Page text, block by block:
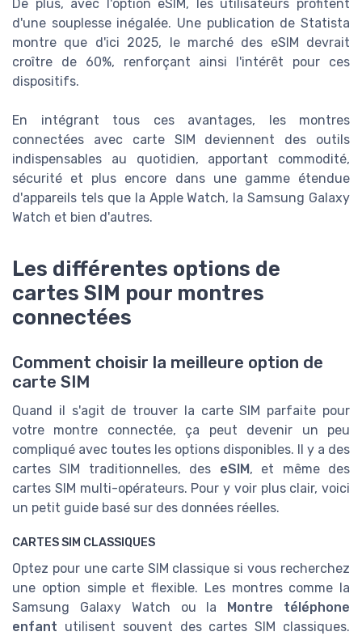
De plus, avec l'option eSIM, les utilisateurs profitent
d'une souplesse inégalée. Une publication de Statista
montre que d'ici 2025, le marché des eSIM devrait
croître de 60%, renforçant ainsi l'intérêt pour ces
dispositifs.
En intégrant tous ces avantages, les montres
connectées avec carte SIM deviennent des outils
indispensables au quotidien, apportant commodité,
sécurité et plus encore dans une gamme étendue
d'appareils tels que la Apple Watch, la Samsung Galaxy
Watch et bien d'autres.
Les différentes options de
cartes SIM pour montres
connectées
Comment choisir la meilleure option de
carte SIM
Quand il s'agit de trouver la carte SIM parfaite pour
votre montre connectée, ça peut devenir un peu
compliqué avec toutes les options disponibles. Il y a des
cartes SIM traditionnelles, des eSIM , et même des
cartes SIM multi-opérateurs. Pour y voir plus clair, voici
un petit guide basé sur des données réelles.
CARTES SIM CLASSIQUES
Optez pour une carte SIM classique si vous recherchez
une option simple et flexible. Les montres comme la
Samsung Galaxy Watch ou la Montre téléphone
enfant utilisent souvent des cartes SIM classiques.